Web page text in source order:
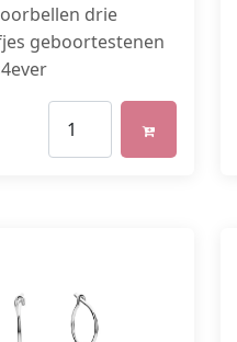
drie
geboortestenen